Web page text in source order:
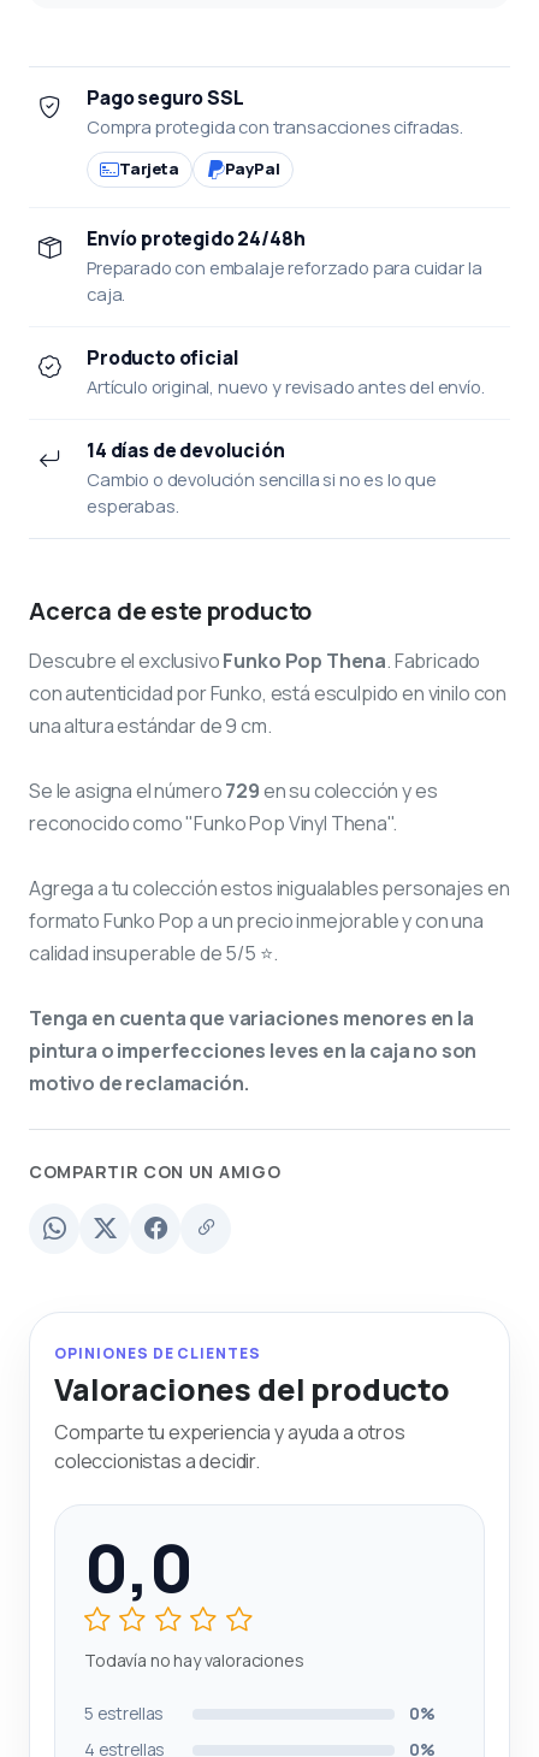
Pago seguro SSL
Compra protegida con transacciones cifradas.
Tarjeta PayPal
Envío protegido 24/48h
Preparado con embalaje reforzado para cuidar la
caja.
Producto oficial
Artículo original, nuevo y revisado antes del envío.
14 días de devolución
Cambio o devolución sencilla si no es lo que
esperabas.
Acerca de este producto
Descubre el exclusivoFunko Pop Thena. Fabricado
con autenticidad por Funko, está esculpido en vinilo con
una altura estándar de 9 cm.
Se le asigna el número729en su colección y es
reconocido como "Funko Pop Vinyl Thena".
Agrega a tu colección estos inigualables personajes en
formato Funko Pop a un precio inmejorable y con una
calidad insuperable de 5/5 ⭐.
Tenga en cuenta que variaciones menores en la
pintura o imperfecciones leves en la caja no son
motivo de reclamación.
COMPARTIR CON UN AMIGO
OPINIONES DE CLIENTES
Valoraciones del producto
Comparte tu experiencia y ayuda a otros
coleccionistas a decidir.
0,0
Todavía no hay valoraciones
5 estrellas
0%
4 estrellas
0%